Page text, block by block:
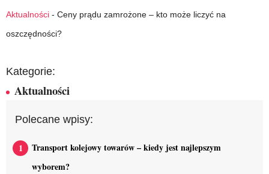
Aktualności - Ceny prądu zamrożone – kto może liczyć na
oszczędności?
Kategorie:
Aktualności
Polecane wpisy:
Transport kolejowy towarów – kiedy jest najlepszym
wyborem?